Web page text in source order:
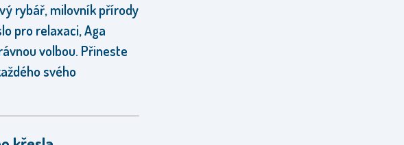
rybář, milovník přírody
pro relaxaci, Aga
volbou. Přineste
svého